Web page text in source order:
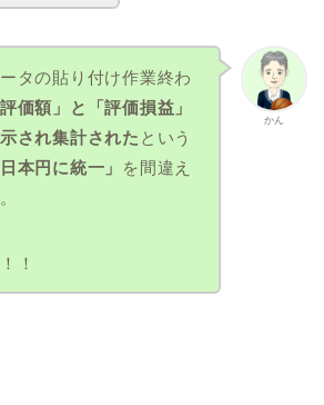
かん
タの貼り付け作業終わ
評価額」と「評価損益」
され集計された という
本円に統一」
を間違え
！